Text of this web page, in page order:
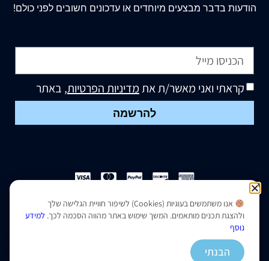
הודעות בדבר מבצעים מיוחדים או עדכונים חשובים לפני כולם!
קראתי ואני מאשר/ת אתמדיניות הפרטיות, באתר
להרשמה
הצהרת נגישות|מדיניות פרטיות
נבנה ועוצב על ידי –
אנו משתמשים בעוגיות (Cookies) לשיפור חוויית הגלישה שלך
ולהצגת תכנים מותאמים. המשך שימוש באתר מהווה הסכמה לכך. למידע
נוסף
הבנתי